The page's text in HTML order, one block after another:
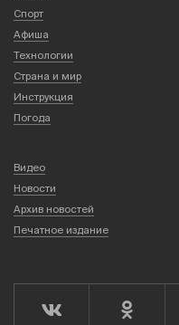
Спорт
Афиша
Технологии
Страна и мир
Инструкция
Погода
Видео
Новости
Архив новостей
Печатное издание